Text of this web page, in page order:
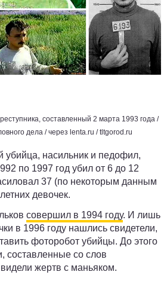
составленный 2 марта 1993 года /
дела / через lenta.ru /tltgorod.ru
убийца, насильник и педофил,
по 1997 год убил от 6 до 12
37 (по некоторым данным
девочек.
совершил в 1994 году. И лишь
в 1996 году нашлись свидетели,
фоторобот убийцы. До этого
составленные со слов
жертв с маньяком.